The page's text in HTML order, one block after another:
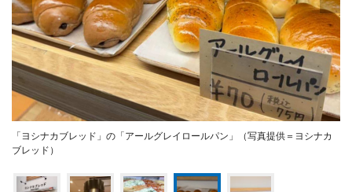
「ヨシナカブレッド」の「アールグレイロールパン」（写真提供＝ヨシナカ
ブレッド）